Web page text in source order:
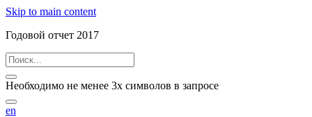
Skip to main content
Годовой отчет 2017
Необходимо не менее 3х символов в запросе
en